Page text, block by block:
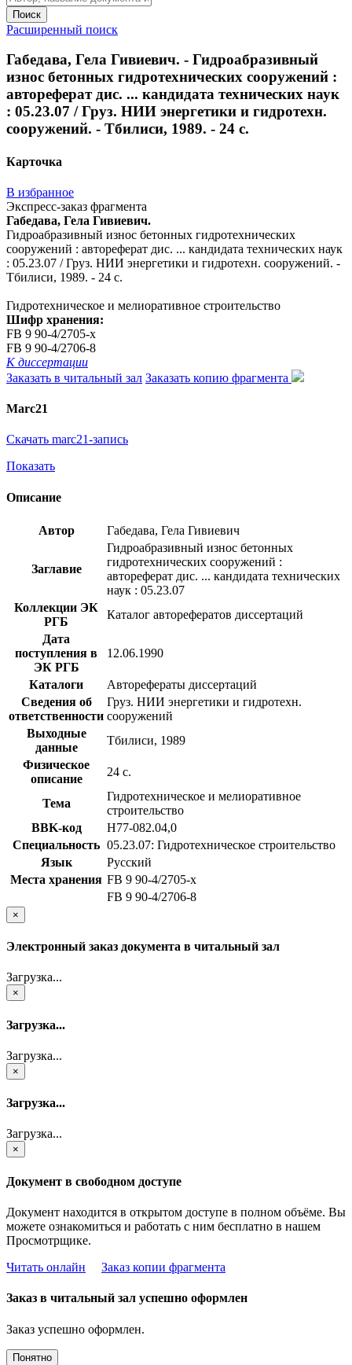
Поиск
Расширенный поиск
Габедава, Гела Гивиевич. - Гидроабразивный
износ бетонных гидротехнических сооружений :
автореферат дис. ... кандидата технических наук
: 05.23.07 / Груз. НИИ энергетики и гидротехн.
сооружений. - Тбилиси, 1989. - 24 с.
Карточка
В избранное
Экспресс-заказ фрагмента
Габедава, Гела Гивиевич.
Гидроабразивный износ бетонных гидротехнических
сооружений : автореферат дис. ... кандидата технических наук
: 05.23.07 / Груз. НИИ энергетики и гидротехн. сооружений. -
Тбилиси, 1989. - 24 с.
Гидротехническое и мелиоративное строительство
Шифр хранения:
FB 9 90-4/2705-x
FB 9 90-4/2706-8
К диссертации
Заказать в читальный зал Заказать копию фрагмента
Marc21
Скачать marc21-запись
Показать
Описание
Автор Габедава, Гела Гивиевич
Заглавие
Гидроабразивный износ бетонных
гидротехнических сооружений :
автореферат дис. ... кандидата технических
наук : 05.23.07
Коллекции ЭК
РГБ
Каталог авторефератов диссертаций
Дата
поступления в
ЭК РГБ
12.06.1990
Каталоги
Авторефераты диссертаций
Сведения об
ответственности
Груз. НИИ энергетики и гидротехн.
сооружений
Выходные
данные
Тбилиси, 1989
Физическое
описание
24 с.
Тема
Гидротехническое и мелиоративное
строительство
BBK-код
Н77-082.04,0
Специальность 05.23.07: Гидротехническое строительство
Язык
Русский
Места хранения FB 9 90-4/2705-x
FB 9 90-4/2706-8
×
Электронный заказ документа в читальный зал
Загрузка...
×
Загрузка...
Загрузка...
×
Загрузка...
Загрузка...
×
Документ в свободном доступе
Документ находится в открытом доступе в полном объёме. Вы
можете ознакомиться и работать с ним бесплатно в нашем
Просмотрщике.
Читать онлайн
Заказ копии фрагмента
Заказ в читальный зал успешно оформлен
Заказ успешно оформлен.
Понятно